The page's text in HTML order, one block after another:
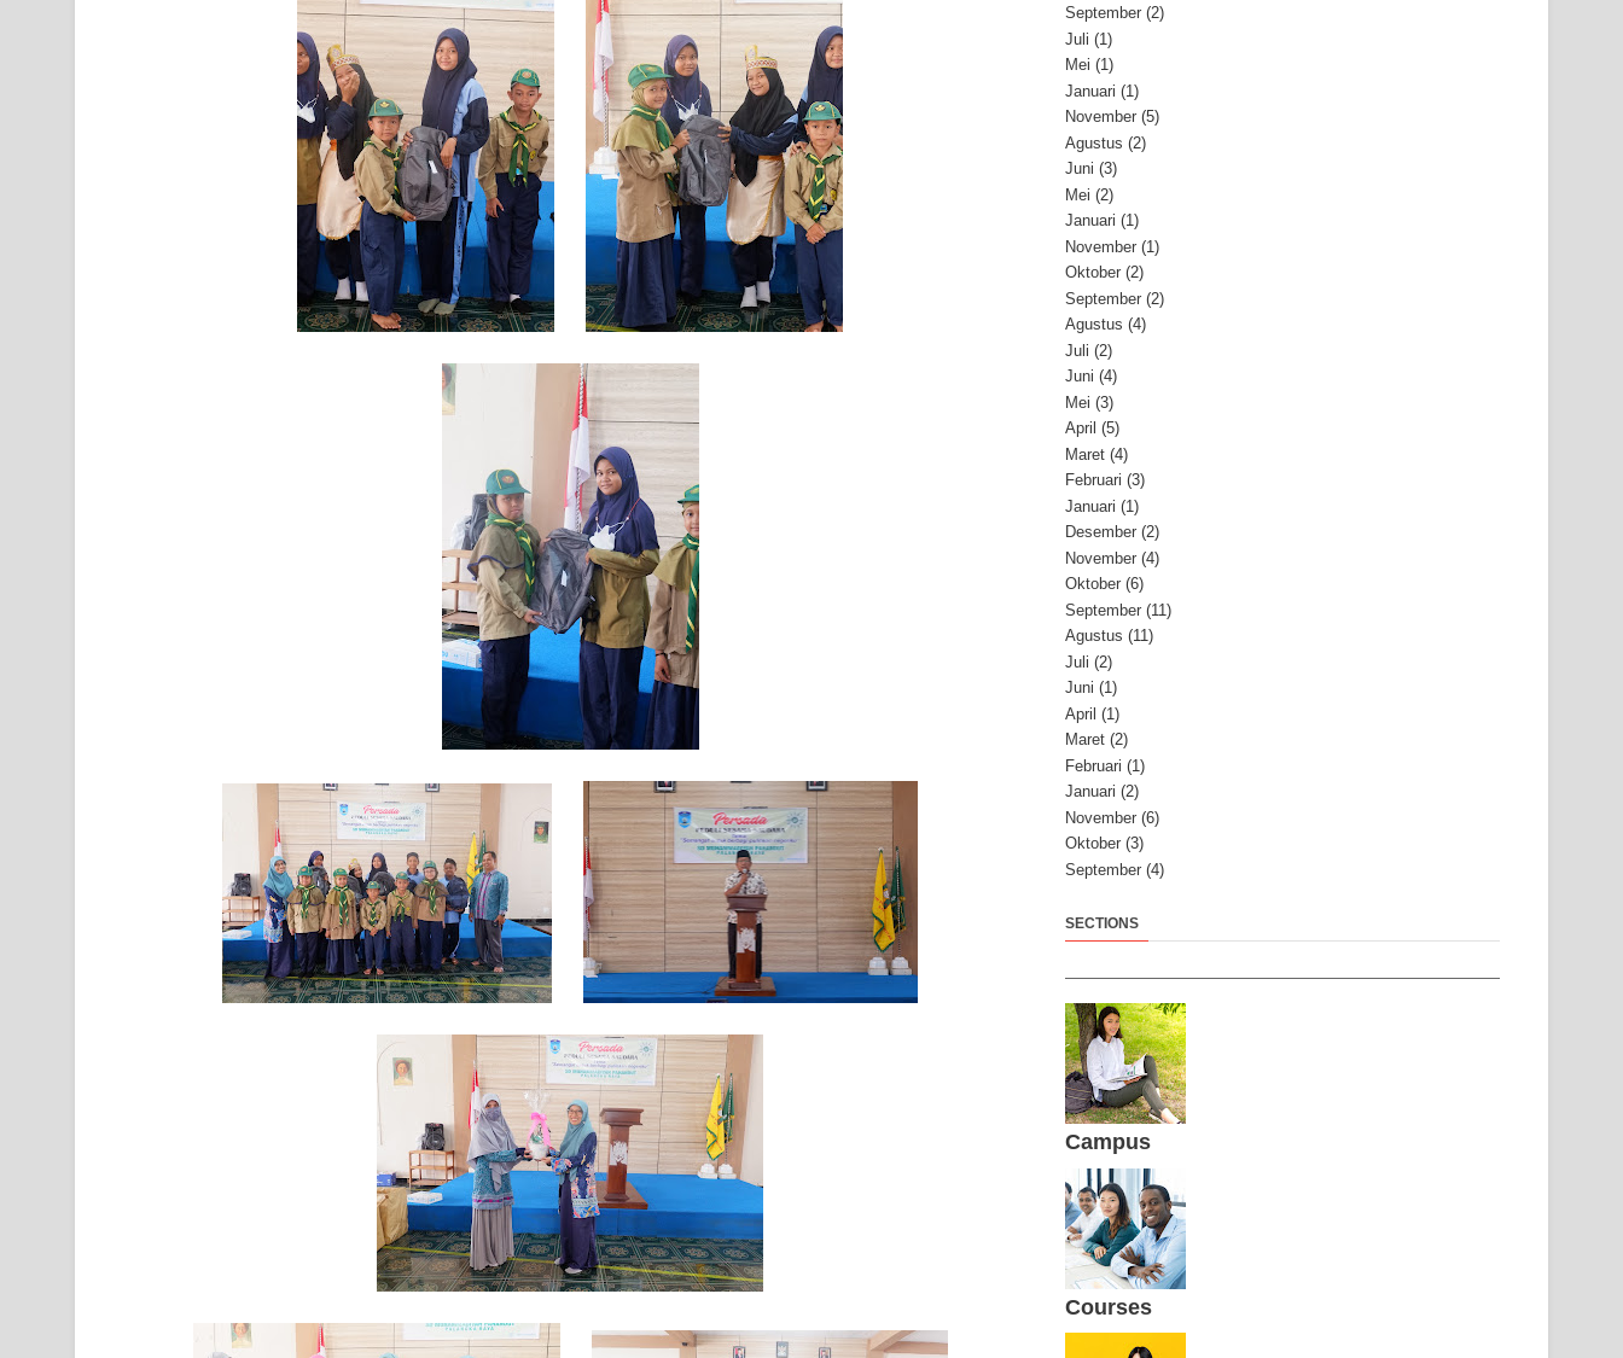
September (2)
Juli (1)
Mei (1)
Januari (1)
November (5)
Agustus (2)
Juni (3)
Mei (2)
Januari (1)
November (1)
Oktober (2)
September (2)
Agustus (4)
Juli (2)
Juni (4)
Mei (3)
April (5)
Maret (4)
Februari (3)
Januari (1)
Desember (2)
November (4)
Oktober (6)
September (11)
Agustus (11)
Juli (2)
Juni (1)
April (1)
Maret (2)
Februari (1)
Januari (2)
November (6)
Oktober (3)
September (4)
SECTIONS
Campus
Courses